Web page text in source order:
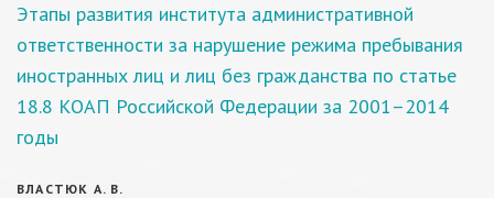
Этапы развития института административной
ответственности за нарушение режима пребывания
иностранных лиц и лиц без гражданства по статье
18.8 КОАП Российской Федерации за 2001–2014
годы
ВЛАСТЮК А. В.